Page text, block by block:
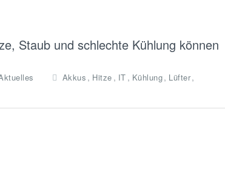
Staub und schlechte Kühlung können
Akkus , Hitze , IT , Kühlung, Lüfter,